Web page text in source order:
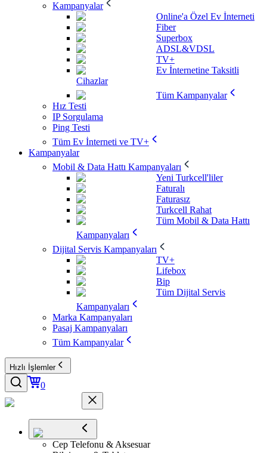
Kampanyalar
Online'a Özel Ev İnterneti
Fiber
Superbox
ADSL&VDSL
TV+
Ev İnternetine Taksitli
Cihazlar
Tüm Kampanyalar
Hız Testi
IP Sorgulama
Ping Testi
Tüm Ev İnterneti ve TV+
Kampanyalar
Mobil & Data Hattı Kampanyaları
Yeni Turkcell'liler
Faturalı
Faturasız
Turkcell Rahat
Tüm Mobil & Data Hattı
Kampanyaları
Dijital Servis Kampanyaları
TV+
Lifebox
Bip
Tüm Dijital Servis
Kampanyaları
Marka Kampanyaları
Pasaj Kampanyaları
Tüm Kampanyalar
Hızlı İşlemler
0
Cep Telefonu & Aksesuar